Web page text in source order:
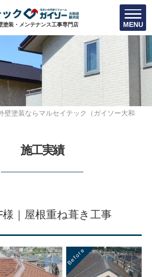
塗装・メンテナンス工事専門店 MENU
壁塗装ならマルセイテック（ガイソー大和
施工実績
｜屋根重ね葺き工事
Before